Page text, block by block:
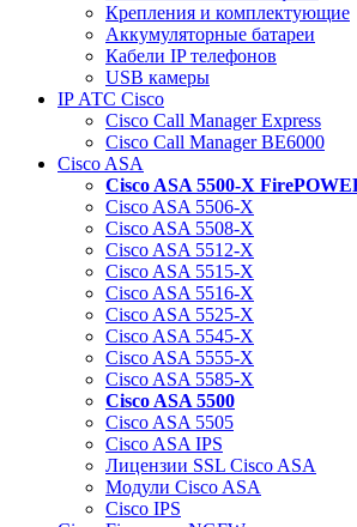
Крепления и комплектующие
Аккумуляторные батареи
Кабели IP телефонов
USB камеры
IP АТС Cisco
Cisco Call Manager Express
Cisco Call Manager BE6000
Cisco ASA
Cisco ASA 5500-X
Cisco ASA 5506-X
Cisco ASA 5508-X
Cisco ASA 5512-X
Cisco ASA 5515-X
Cisco ASA 5516-X
Cisco ASA 5525-X
Cisco ASA 5545-X
Cisco ASA 5555-X
Cisco ASA 5585-X
Cisco ASA 5500
Cisco ASA 5505
Cisco ASA IPS
Лицензии SSL Cisco ASA
Модули Cisco ASA
Cisco IPS